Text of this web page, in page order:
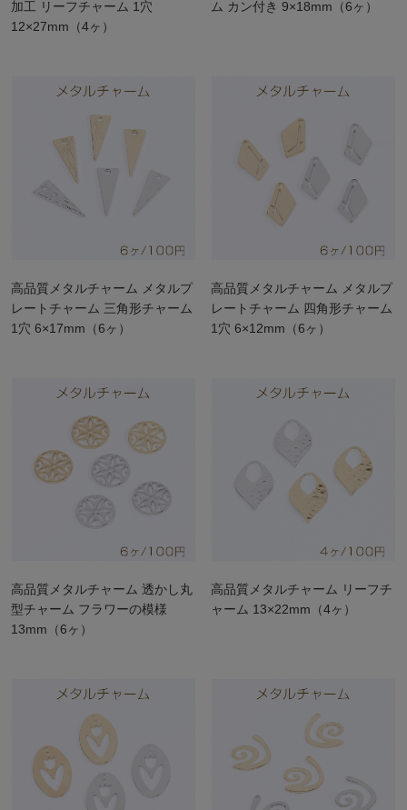
加工 リーフチャーム 1穴
12×27mm（4ヶ）
ム カン付き 9×18mm（6ヶ）
高品質メタルチャーム メタルプ
レートチャーム 三角形チャーム
1穴 6×17mm（6ヶ）
高品質メタルチャーム メタルプ
レートチャーム 四角形チャーム
1穴 6×12mm（6ヶ）
高品質メタルチャーム 透かし丸
型チャーム フラワーの模様
13mm（6ヶ）
高品質メタルチャーム リーフチ
ャーム 13×22mm（4ヶ）